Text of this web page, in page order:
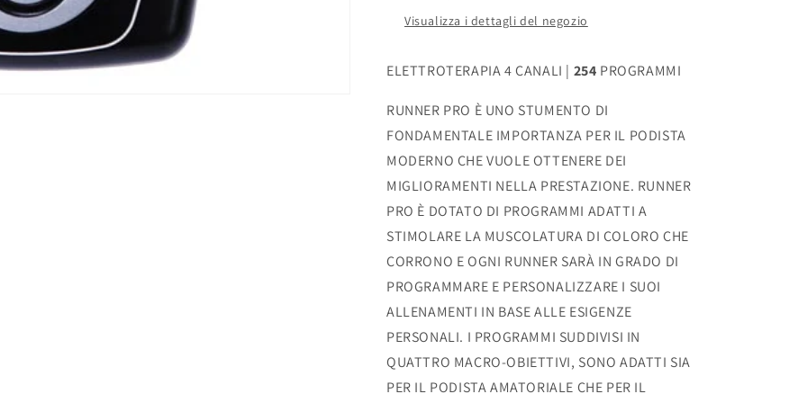
Visualizza i dettagli del negozio
ELETTROTERAPIA 4 CANALI | 254 PROGRAMMI
RUNNER PRO È UNO STUMENTO DI
FONDAMENTALE IMPORTANZA PER IL PODISTA
MODERNO CHE VUOLE OTTENERE DEI
MIGLIORAMENTI NELLA PRESTAZIONE. RUNNER
PRO È DOTATO DI PROGRAMMI ADATTI A
STIMOLARE LA MUSCOLATURA DI COLORO CHE
CORRONO E OGNI RUNNER SARÀ IN GRADO DI
PROGRAMMARE E PERSONALIZZARE I SUOI
ALLENAMENTI IN BASE ALLE ESIGENZE
PERSONALI. I PROGRAMMI SUDDIVISI IN
QUATTRO MACRO-OBIETTIVI, SONO ADATTI SIA
PER IL PODISTA AMATORIALE CHE PER IL